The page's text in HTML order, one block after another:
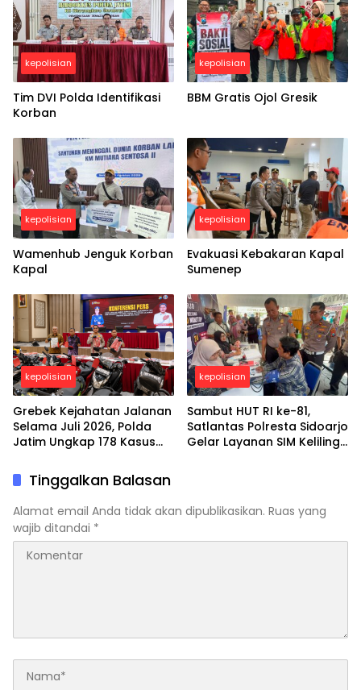
kepolisian
Tim DVI Polda Identifikasi
Korban
kepolisian
BBM Gratis Ojol Gresik
kepolisian
Wamenhub Jenguk Korban
Kapal
kepolisian
Evakuasi Kebakaran Kapal
Sumenep
kepolisian
Grebek Kejahatan Jalanan
Selama Juli 2026, Polda
Jatim Ungkap 178 Kasus
Tersangka
kepolisian
Sambut HUT RI ke-81,
Satlantas Polresta Sidoarjo
Gelar Layanan SIM Keliling
Tinggalkan Balasan
Alamat email Anda tidak akan dipublikasikan. Ruas yang
wajib ditandai *